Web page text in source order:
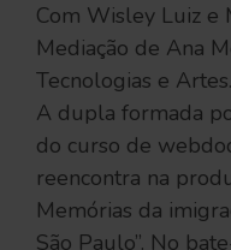
Com Wisley Luiz e
Mediação de Ana
Tecnologias e Artes.
A dupla formada
do curso de
reencontra na
Memórias da
São Paulo”. No